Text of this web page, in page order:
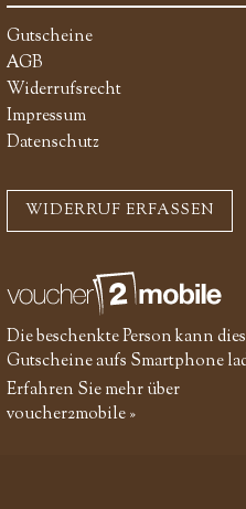
Gutscheine
AGB
Widerrufsrecht
Impressum
Datenschutz
WIDERRUF ERFASSEN
Die beschenkte Person kann
Gutscheine aufs Smartphone
Erfahren Sie mehr über
voucher2mobile »